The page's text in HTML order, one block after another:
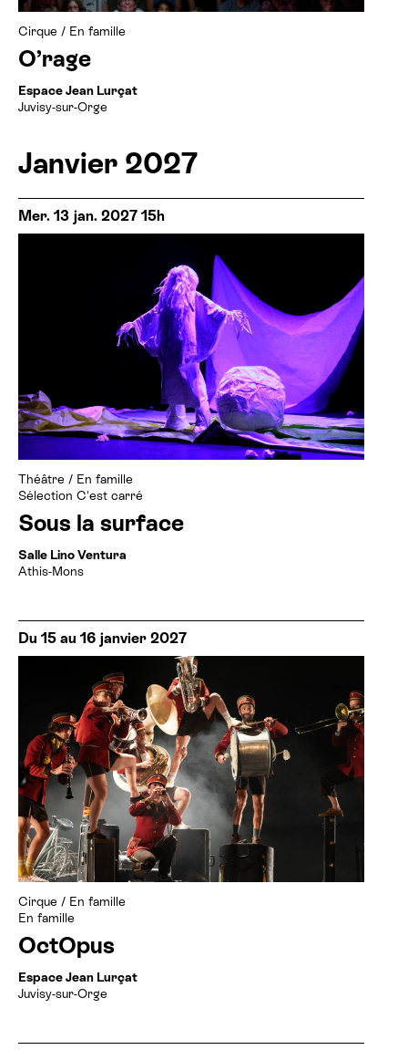
Cirque / En famille
O’rage
Espace Jean Lurçat
Juvisy-sur-Orge
Janvier 2027
Mer. 13 jan. 2027 15h
Théâtre / En famille
Sélection C'est carré
Sous la surface
Salle Lino Ventura
Athis-Mons
Du 15 au 16 janvier 2027
Cirque / En famille
En famille
OctOpus
Espace Jean Lurçat
Juvisy-sur-Orge